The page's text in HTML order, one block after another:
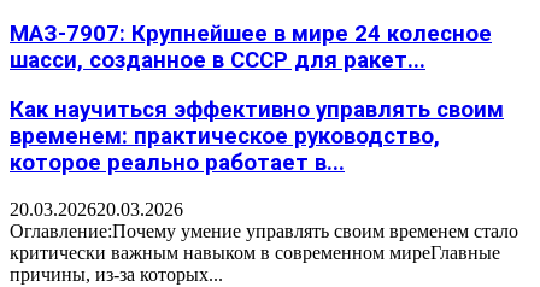
МАЗ-7907: Крупнейшее в мире 24 колесное
шасси, созданное в СССР для ракет...
Как научиться эффективно управлять своим
временем: практическое руководство,
которое реально работает в...
20.03.202620.03.2026
Оглавление:Почему умение управлять своим временем стало
критически важным навыком в современном миреГлавные
причины, из-за которых...